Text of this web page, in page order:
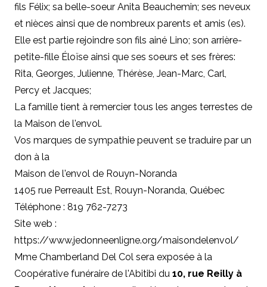
fils Félix; sa belle-soeur Anita Beauchemin; ses neveux
et nièces ainsi que de nombreux parents et amis (es).
Elle est partie rejoindre son fils ainé Lino; son arrière-
petite-fille Éloïse ainsi que ses soeurs et ses frères:
Rita, Georges, Julienne, Thérèse, Jean-Marc, Carl,
Percy et Jacques;
La famille tient à remercier tous les anges terrestes de
la Maison de l'envol.
Vos marques de sympathie peuvent se traduire par un
don à la
Maison de l'envol de Rouyn-Noranda
1405 rue Perreault Est, Rouyn-Noranda, Québec
Téléphone : 819 762-7273
Site web :
https://www.jedonneenligne.org/maisondelenvol/
Mme Chamberland Del Col sera exposée à la
Coopérative funéraire de l'Abitibi du 10, rue Reilly à